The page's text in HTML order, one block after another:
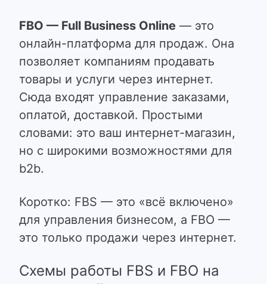
FBO — Full Business Online — это
онлайн-платформа для продаж. Она
позволяет компаниям продавать
товары и услуги через интернет.
Сюда входят управление заказами,
оплатой, доставкой. Простыми
словами: это ваш интернет-магазин,
но с широкими возможностями для
b2b.
Коротко: FBS — это «всё включено»
для управления бизнесом, а FBO —
это только продажи через интернет.
Схемы работы FBS и FBO на